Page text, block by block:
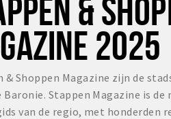
&
2025
& Shoppen Magazine zijn de
Baronie. Stappen Magazine is de
van de regio, met honderden